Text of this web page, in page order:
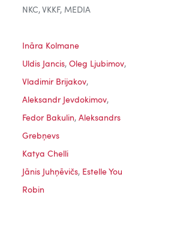
NKC, VKKF, MEDIA
Ināra Kolmane
Uldis Jancis, Oleg Ljubimov,
Vladimir Brijakov,
Aleksandr Jevdokimov,
Fedor Bakulin, Aleksandrs
Grebņevs
Katya Chelli
Jānis Juhņēvičs, Estelle You
Robin